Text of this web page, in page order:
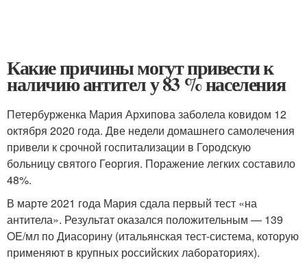
Какие причины могут привести к
наличию антител у 83 % населения
Петербурженка Мария Архипова заболела ковидом 12
октября 2020 года. Две недели домашнего самолечения
привели к срочной госпитализации в Городскую
больницу святого Георгия. Поражение легких составило
48%.
В марте 2021 года Мария сдала первый тест «на
антитела». Результат оказался положительным — 139
OE/мл по Диасорину (итальянская тест-система, которую
применяют в крупных российских лабораториях).